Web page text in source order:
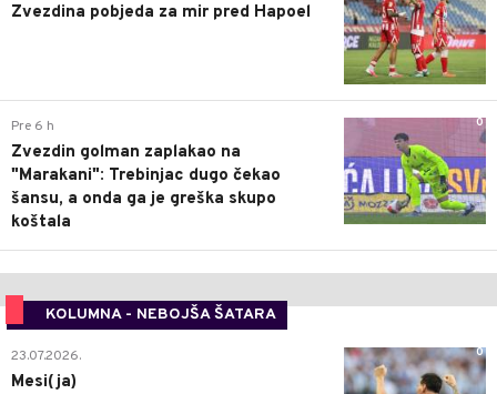
Zvezdina pobjeda za mir pred Hapoel
0
Pre 6 h
Zvezdin golman zaplakao na
"Marakani": Trebinjac dugo čekao
šansu, a onda ga je greška skupo
koštala
KOLUMNA - NEBOJŠA ŠATARA
0
23.07.2026.
Mesi(ja)